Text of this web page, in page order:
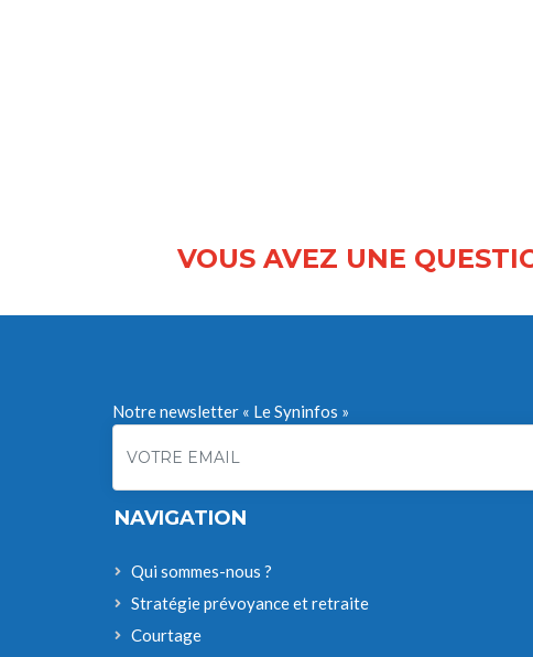
VOUS AVEZ UNE
Notre newsletter « Le Syninfos »
NAVIGATION
Qui sommes-nous ?
Stratégie prévoyance et retraite
Courtage